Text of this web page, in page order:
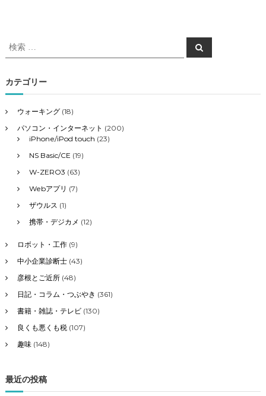
検
索
象
:
検
索
カテゴリー
ウォーキング(18)
パソコン・インターネット (200)
iPhone/iPod touch (23)
NS Basic/CE (19)
W-ZERO3 (63)
Webアプリ (7)
ザウルス (1)
携帯・デジカメ (12)
ロボット・工作(9)
中小企業診断士(43)
彦根とご近所(48)
日記・コラム・つぶやき (361)
書籍・雑誌・テレビ(130)
良くも悪くも税(107)
趣味(148)
最近の投稿